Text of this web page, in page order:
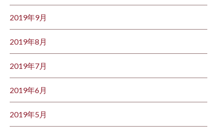
2019年9月
2019年8月
2019年7月
2019年6月
2019年5月